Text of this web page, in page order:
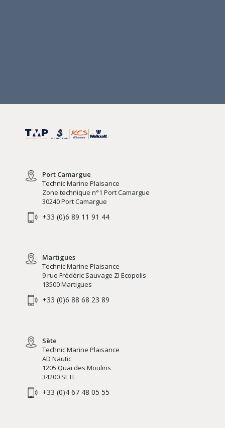
Port Camargue
Technic Marine Plaisance
Zone technique n°1 Port Camargue
30240 Port Camargue
+33 (0)6 89 11 91 44
Martigues
Technic Marine Plaisance
9 rue Frédéric Sauvage ZI Ecopolis
13500 Martigues
+33 (0)6 88 68 23 89
Sète
Technic Marine Plaisance
AD Nautic
1205 Quai des Moulins
34200 SETE
+33 (0)4 67 48 05 55